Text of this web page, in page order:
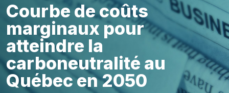
Courbe de coûts
marginaux pour
atteindre la
carboneutralité au
Québec en 2050